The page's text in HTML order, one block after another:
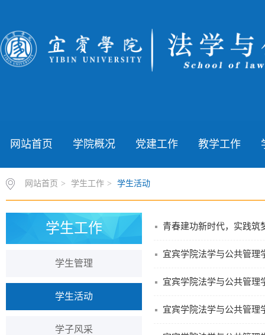
网站首页 学院概况 党建工作 教学工作
网站首页 > 学生工作 > 学生活动
学生工作
学生管理
学生活动
学子风采
宜宾学院法学与公共管理
宜宾学院法学与公共管理
宜宾学院法学与公共管理